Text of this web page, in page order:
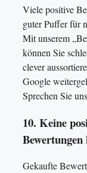
Viele positive
guter Puffer für
Mit unserem
können Sie
clever
Google
Sprechen Sie
10. Keine
Bewertungen
Gekaufte